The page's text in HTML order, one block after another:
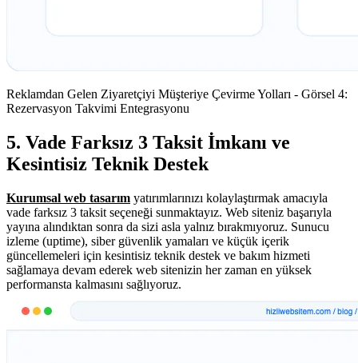
Reklamdan Gelen Ziyaretçiyi Müşteriye Çevirme Yolları - Görsel 4:
Rezervasyon Takvimi Entegrasyonu
5. Vade Farksız 3 Taksit İmkanı ve
Kesintisiz Teknik Destek
Kurumsal web tasarım yatırımlarınızı kolaylaştırmak amacıyla
vade farksız 3 taksit seçeneği sunmaktayız. Web siteniz başarıyla
yayına alındıktan sonra da sizi asla yalnız bırakmıyoruz. Sunucu
izleme (uptime), siber güvenlik yamaları ve küçük içerik
güncellemeleri için kesintisiz teknik destek ve bakım hizmeti
sağlamaya devam ederek web sitenizin her zaman en yüksek
performansta kalmasını sağlıyoruz.